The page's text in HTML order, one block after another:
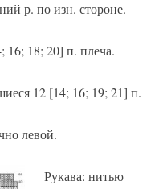
р. по изн. стороне.
16; 18; 20] п. плеча.
12 [14; 16; 19; 21] п.
левой.
Рукава: нитью